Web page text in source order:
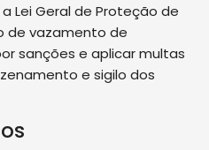
Lei Geral de Proteção de
de vazamento de
sanções e aplicar multas
e sigilo dos